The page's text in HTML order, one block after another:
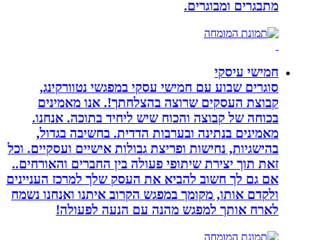
מתבגרים ומבוגרים.
חמישי עיסקי
סוגרים שבוע עם חמישי עסקי במפגשי נטוורקינג,
קבוצת העסקים שרוצה בהצלחתך!. אנו מאמינים
בכוחה של קבוצה והכוח שיש ליחיד בתוכה. אנחנו.
מאמינים בנתינה ובערבות הדדית. בחשיבה בגדול,
בהישגיות, נחישות ופריצת גבולות אישיים ועסקיים. וכל
זאת תוך יצירת שיתופי פעולה בין החברים והאורחים..
אם גם לך חשוב להביא את העסק שלך למרכז העניינים
ולקדם אותו, מקומך במפגש הקרוב איתנו ואנחנו נשמח
לארח אותך למפגש מהנה עם הנעה לפעולה!